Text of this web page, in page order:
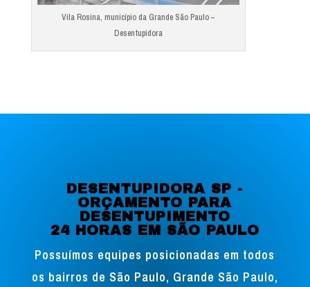
Vila Rosina, município da Grande São Paulo –
Desentupidora
DESENTUPIDORA SP -
ORÇAMENTO PARA
DESENTUPIMENTO
24 HORAS EM SÃO PAULO
Possuímos equipes posicionadas em todos
os bairros de São Paulo, Grande São Paulo,